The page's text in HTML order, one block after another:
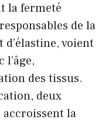
la fermeté
de la
voient
des tissus.
deux
accroissent la